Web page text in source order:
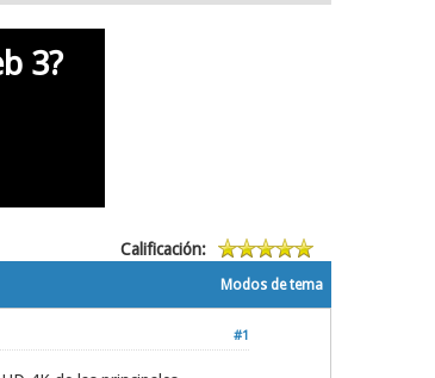
3?
Calificación:
Modos de tema
#1